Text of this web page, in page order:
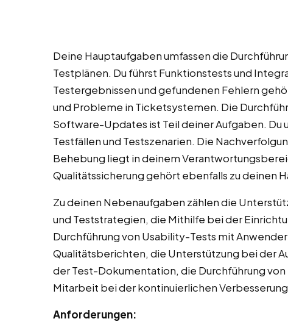
Deine Hauptaufgaben umfassen die
Testplänen. Du führst Funktionstests und
Testergebnissen und gefundenen Fehlern
und Probleme in Ticketsystemen. Die
Software-Updates ist Teil deiner Aufgaben. Du
Testfällen und Testszenarien. Die
Behebung liegt in deinem
Qualitätssicherung gehört ebenfalls zu deinen
Zu deinen Nebenaufgaben zählen die
und Teststrategien, die Mithilfe bei der
Durchführung von Usability-Tests mit
Qualitätsberichten, die Unterstützung bei der
der Test-Dokumentation, die Durchführung
Mitarbeit bei der kontinuierlichen
Anforderungen: